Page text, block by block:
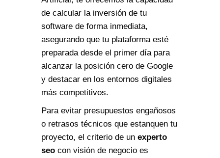
de calcular la inversión de tu
software de forma inmediata,
asegurando que tu plataforma esté
preparada desde el primer día para
alcanzar la posición cero de Google
y destacar en los entornos digitales
más competitivos.
Para evitar presupuestos engañosos
o retrasos técnicos que estanquen tu
proyecto, el criterio de un experto
seo con visión de negocio es